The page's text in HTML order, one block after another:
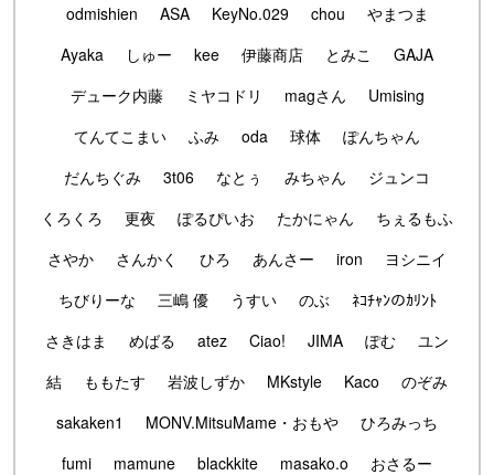
odmishien
ASA KeyNo.029 chou
やまつま
Ayaka
しゅー kee 伊藤商店 とみこ
GAJA
デューク内藤
ミヤコドリ magさん
Umising
てんてこまい
ふみ oda 球体
ぽんちゃん
だんちぐみ
3t06 なとぅ みちゃん
ジュンコ
くろくろ
更夜 ぽるぴいお たかにゃん
ちぇるもふ
さやか
さんかく ひろ あんさー iron
ヨシニイ
ちびりーな
三嶋 優 うすい のぶ
ﾈｺﾁｬﾝのｶﾘﾝﾄ
さきはま
めばる atez Ciao! JIMA ぽむ
ユン
結
ももたす 岩波しずか MKstyle Kaco
のぞみ
sakaken1
MONV.MitsuMame・おもや
ひろみっち
fumi
mamune blackkite masako.o
おさるー